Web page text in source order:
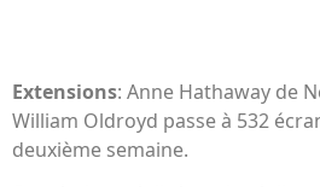
Extensions: Anne Hathaway de
William Oldroyd passe à 532
deuxième semaine.